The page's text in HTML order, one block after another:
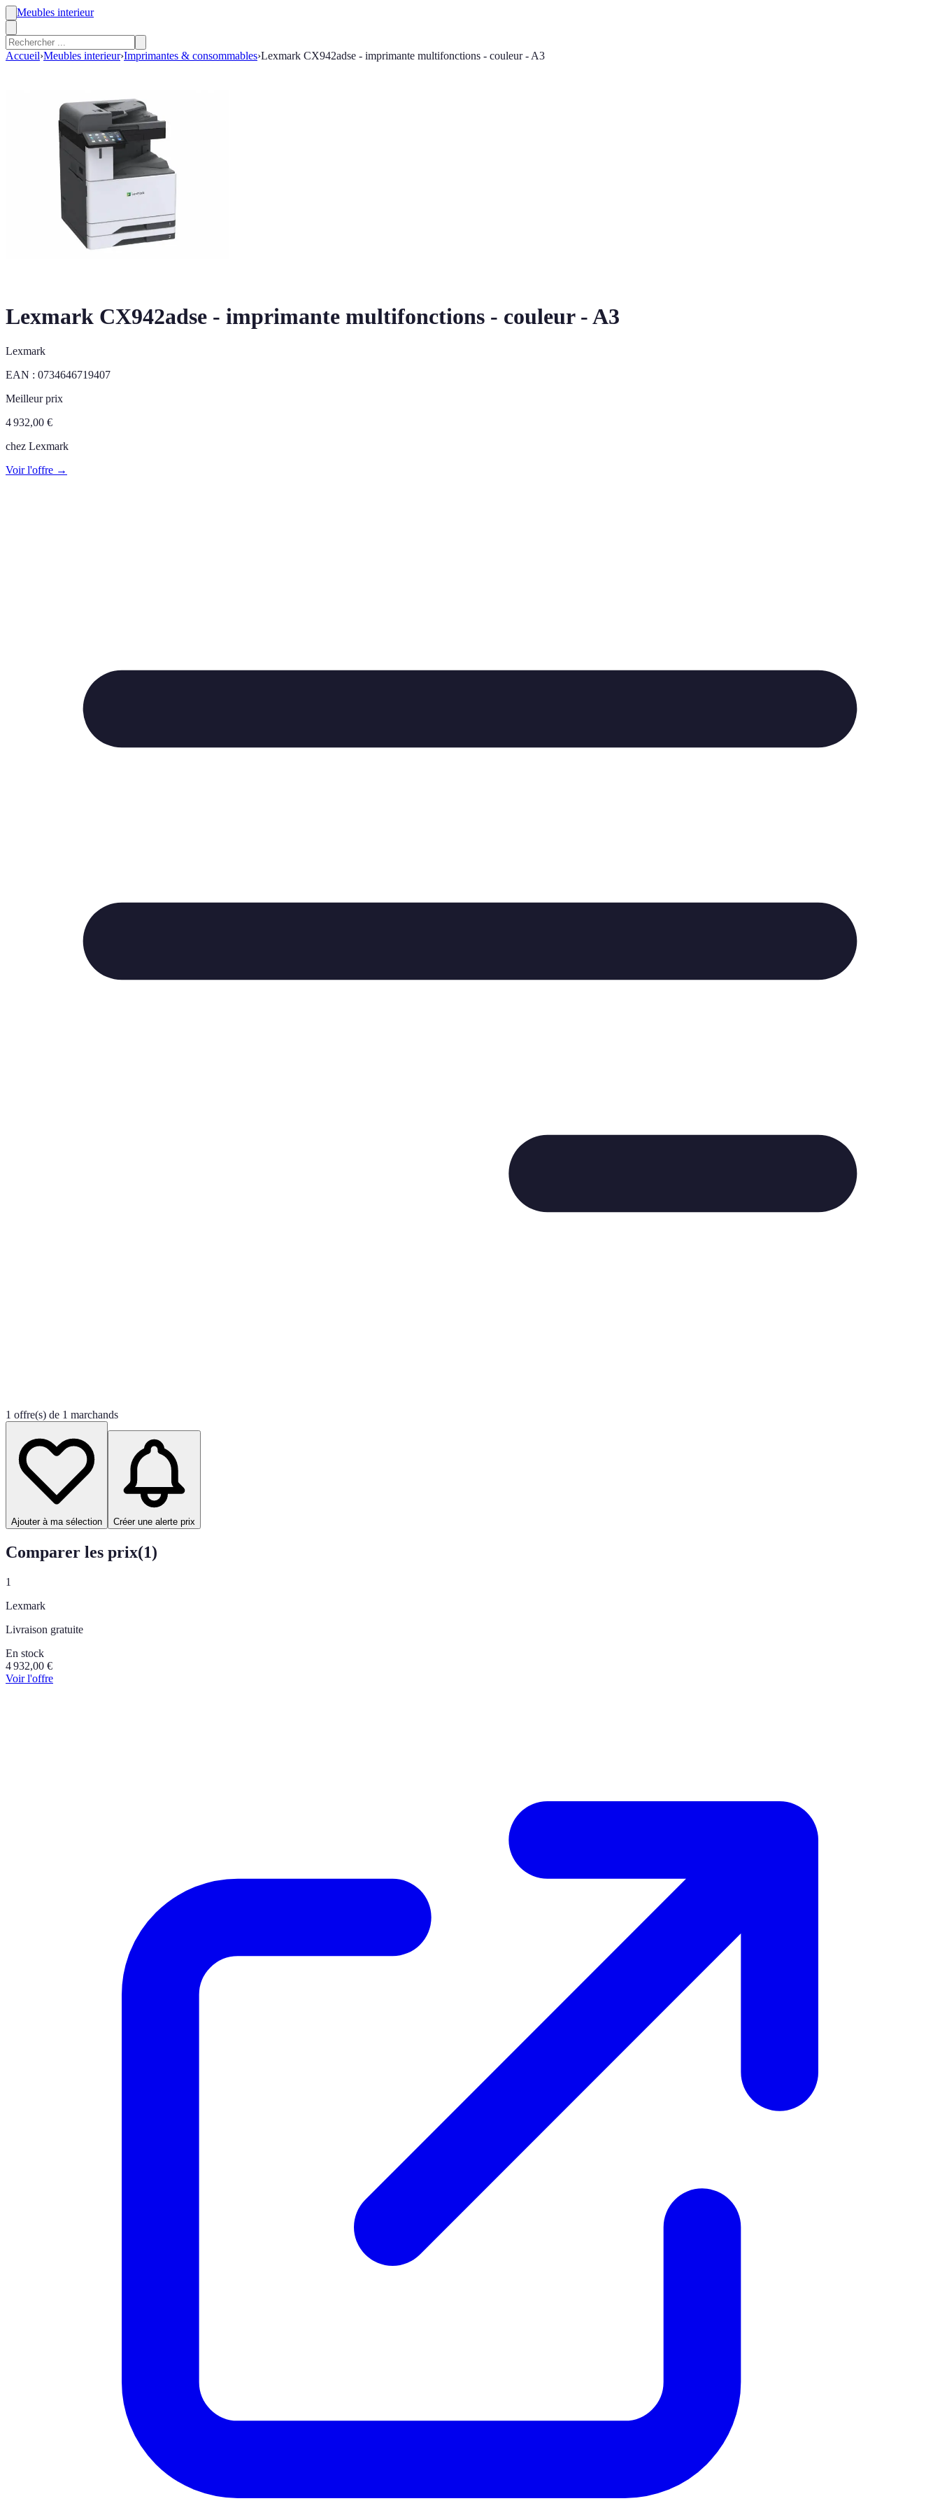
Meubles interieur
Accueil›Meubles interieur›Imprimantes & consommables›Lexmark CX942adse - imprimante multifonctions - couleur - A3
Lexmark CX942adse - imprimante multifonctions - couleur - A3
Lexmark
EAN : 0734646719407
Meilleur prix
4 932,00 €
chez Lexmark
Voir l'offre →
1 offre(s) de 1 marchands
Ajouter à ma sélection Créer une alerte prix
Comparer les prix(1)
1
Lexmark
Livraison gratuite
En stock
4 932,00 €
Voir l'offre